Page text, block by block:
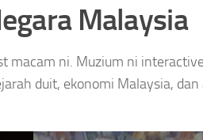
Malaysia
macam ni. Muzium ni
duit, ekonomi Malaysia, dan